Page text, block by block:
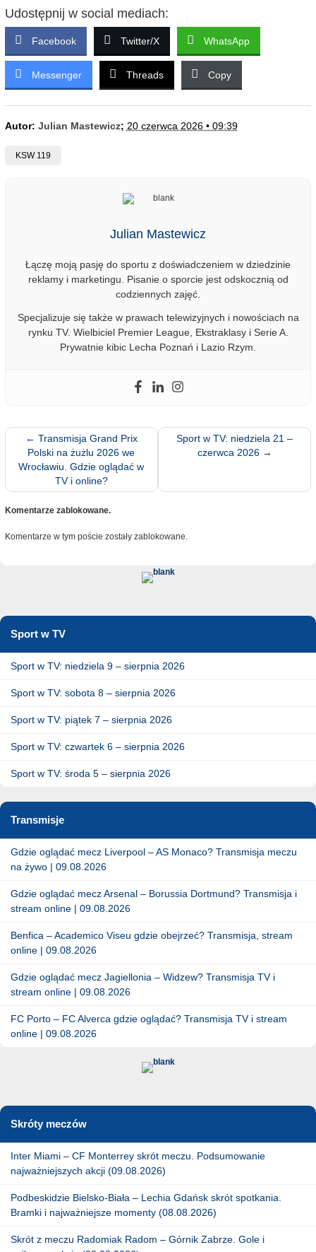
Udostępnij w social mediach:
Facebook Twitter/X WhatsApp
Messenger Threads Copy
Autor: Julian Mastewicz; 20 czerwca 2026 • 09:39
KSW 119
Julian Mastewicz
Łączę moją pasję do sportu z doświadczeniem w dziedzinie
reklamy i marketingu. Pisanie o sporcie jest odskocznią od
codziennych zajęć.
Specjalizuje się także w prawach telewizyjnych i nowościach na
rynku TV. Wielbiciel Premier League, Ekstraklasy i Serie A.
Prywatnie kibic Lecha Poznań i Lazio Rzym.
← Transmisja Grand Prix
Polski na żużlu 2026 we
Wrocławiu. Gdzie oglądać w
TV i online?
Sport w TV: niedziela 21 –
czerwca 2026 →
Komentarze zablokowane.
Komentarze w tym poście zostały zablokowane.
Sport w TV
Sport w TV: niedziela 9 – sierpnia 2026
Sport w TV: sobota 8 – sierpnia 2026
Sport w TV: piątek 7 – sierpnia 2026
Sport w TV: czwartek 6 – sierpnia 2026
Sport w TV: środa 5 – sierpnia 2026
Transmisje
Gdzie oglądać mecz Liverpool – AS Monaco? Transmisja meczu
na żywo | 09.08.2026
Gdzie oglądać mecz Arsenal – Borussia Dortmund? Transmisja i
stream online | 09.08.2026
Benfica – Academico Viseu gdzie obejrzeć? Transmisja, stream
online | 09.08.2026
Gdzie oglądać mecz Jagiellonia – Widzew? Transmisja TV i
stream online | 09.08.2026
FC Porto – FC Alverca gdzie oglądać? Transmisja TV i stream
online | 09.08.2026
Skróty meczów
Inter Miami – CF Monterrey skrót meczu. Podsumowanie
najważniejszych akcji (09.08.2026)
Podbeskidzie Bielsko-Biała – Lechia Gdańsk skrót spotkania.
Bramki i najważniejsze momenty (08.08.2026)
Skrót z meczu Radomiak Radom – Górnik Zabrze. Gole i